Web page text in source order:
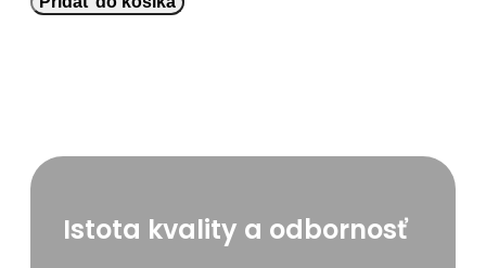
Istota kvality a odbornosť